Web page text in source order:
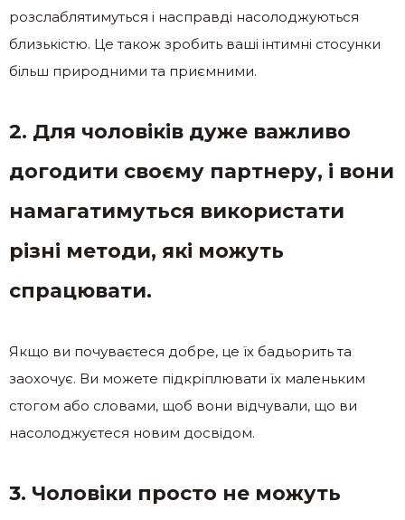
розслаблятимуться і насправді насолоджуються
близькістю. Це також зробить ваші інтимні стосунки
більш природними та приємними.
2. Для чоловіків дуже важливо
догодити своєму партнеру, і вони
намагатимуться використати
різні методи, які можуть
спрацювати.
Якщо ви почуваєтеся добре, це їх бадьорить та
заохочує. Ви можете підкріплювати їх маленьким
стогом або словами, щоб вони відчували, що ви
насолоджуєтеся новим досвідом.
3. Чоловіки просто не можуть